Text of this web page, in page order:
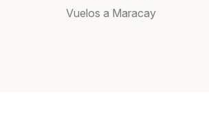
Vuelos a Maracay